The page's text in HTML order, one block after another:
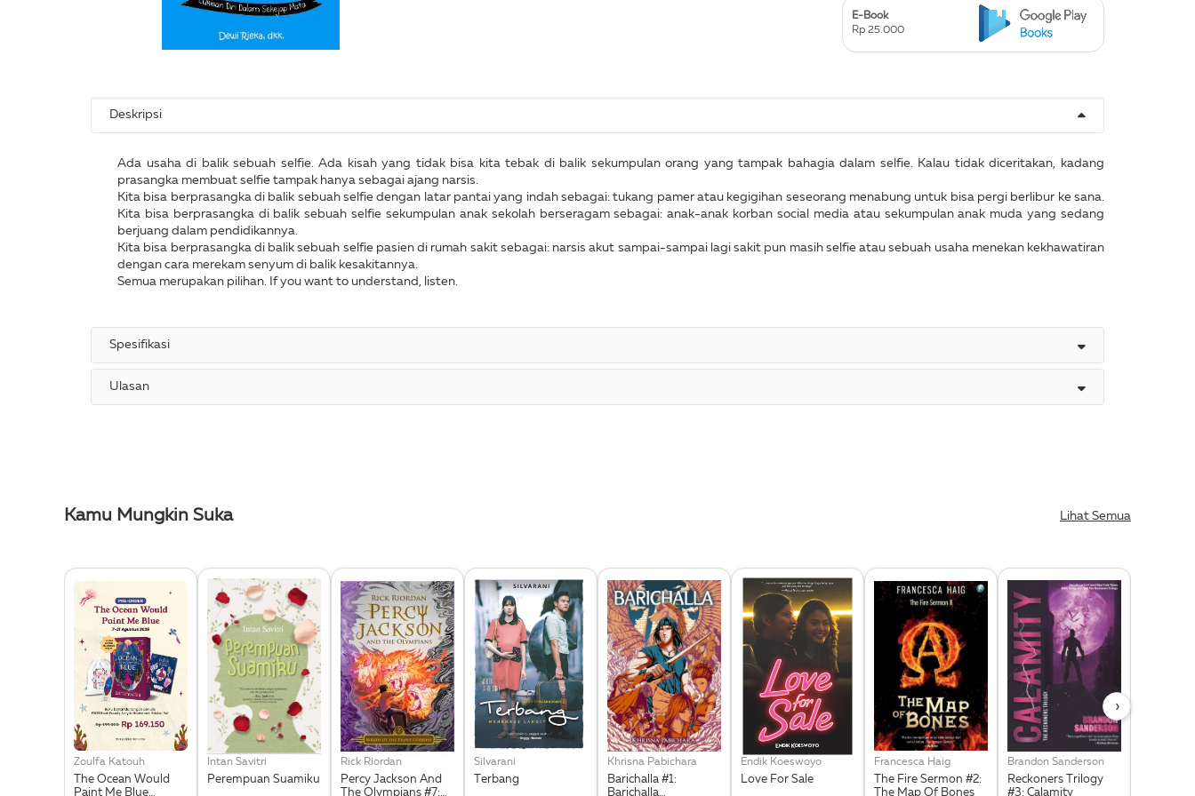
E-Book
Rp 25.000
Deskripsi
Ada usaha di balik sebuah selfie. Ada kisah yang tidak bisa kita tebak di balik sekumpulan orang yang tampak bahagia dalam selfie. Kalau tidak diceritakan, kadang
prasangka membuat selfie tampak hanya sebagai ajang narsis.
Kita bisa berprasangka di balik sebuah selfie dengan latar pantai yang indah sebagai: tukang pamer atau kegigihan seseorang menabung untuk bisa pergi berlibur ke sana.
Kita bisa berprasangka di balik sebuah selfie sekumpulan anak sekolah berseragam sebagai: anak-anak korban social media atau sekumpulan anak muda yang sedang
berjuang dalam pendidikannya.
Kita bisa berprasangka di balik sebuah selfie pasien di rumah sakit sebagai: narsis akut sampai-sampai lagi sakit pun masih selfie atau sebuah usaha menekan kekhawatiran
dengan cara merekam senyum di balik kesakitannya.
Semua merupakan pilihan. If you want to understand, listen.
Spesifikasi
Ulasan
Kamu Mungkin Suka Lihat Semua
Zoulfa Katouh
The Ocean Would
Paint Me Blue
Intan Savitri
Perempuan Suamiku
Rick Riordan
Percy Jackson And
The Olympians #7:
Silvarani
Terbang
Khrisna Pabichara
Barichalla #1:
Barichalla
Endik Koeswoyo
Love For Sale
Francesca Haig
The Fire Sermon #2:
The Map Of Bones
Brandon Sanderson
Reckoners Trilogy
#3: Calamity
›